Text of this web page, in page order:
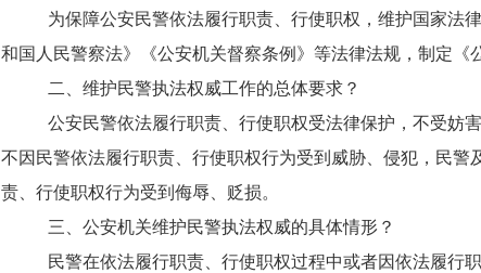
为保障公安民警依法履行职责、行使职权，维护国家法
和国人民警察法》《公安机关督察条例》等法律法规，制定《
二、维护民警执法权威工作的总体要求？
公安民警依法履行职责、行使职权受法律保护，不受妨
不因民警依法履行职责、行使职权行为受到威胁、侵犯，民警
责、行使职权行为受到侮辱、贬损。
三、公安机关维护民警执法权威的具体情形？
民警在依法履行职责、行使职权过程中或者因依法履行